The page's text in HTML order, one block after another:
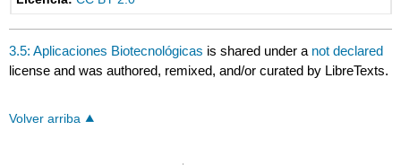
3.5: Aplicaciones Biotecnológicas is shared under a not declared
license and was authored, remixed, and/or curated by LibreTexts.
Volver arriba